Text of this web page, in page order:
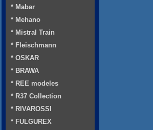
* Mabar
* Mehano
* Mistral Train
* Fleischmann
* OSKAR
* BRAWA
* REE modeles
* R37 Collection
* RIVAROSSI
* FULGUREX